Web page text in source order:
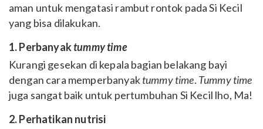
aman untuk mengatasi rambut rontok pada Si Kecil
yang bisa dilakukan.
1. Perbanyaktummy time
Kurangi gesekan di kepala bagian belakang bayi
dengan cara memperbanyaktummy time. Tummy time
juga sangat baik untuk pertumbuhan Si Kecil lho, Ma!
2. Perhatikan nutrisi